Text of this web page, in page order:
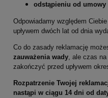
odstąpieniu od
Odpowiadamy względem
upływem dwóch lat od dnia
Co do zasady reklamację
zauważenia wady, ale czas na
zakończyć przed upływem
Rozpatrzenie Twojej
nastąpi w ciągu 14 dni od